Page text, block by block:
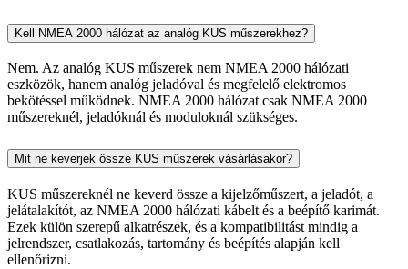
Kell NMEA 2000 hálózat az analóg KUS műszerekhez?
Nem. Az analóg KUS műszerek nem NMEA 2000 hálózati
eszközök, hanem analóg jeladóval és megfelelő elektromos
bekötéssel működnek. NMEA 2000 hálózat csak NMEA 2000
műszereknél, jeladóknál és moduloknál szükséges.
Mit ne keverjek össze KUS műszerek vásárlásakor?
KUS műszereknél ne keverd össze a kijelzőműszert, a jeladót, a
jelátalakítót, az NMEA 2000 hálózati kábelt és a beépítő karimát.
Ezek külön szerepű alkatrészek, és a kompatibilitást mindig a
jelrendszer, csatlakozás, tartomány és beépítés alapján kell
ellenőrizni.